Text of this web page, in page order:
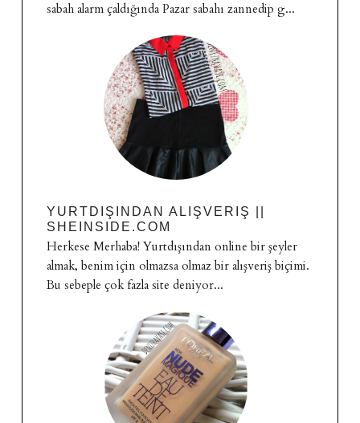
sabah alarm çaldığında Pazar sabahı zannedip g...
YURTDIŞINDAN ALIŞVERIŞ ||
SHEINSIDE.COM
Herkese Merhaba! Yurtdışından online bir şeyler
almak, benim için olmazsa olmaz bir alışveriş biçimi.
Bu sebeple çok fazla site deniyor...